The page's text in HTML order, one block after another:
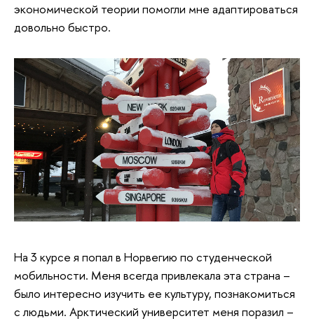
экономической теории помогли мне адаптироваться
довольно быстро.
На 3 курсе я попал в Норвегию по студенческой
мобильности. Меня всегда привлекала эта страна –
было интересно изучить ее культуру, познакомиться
с людьми. Арктический университет меня поразил –